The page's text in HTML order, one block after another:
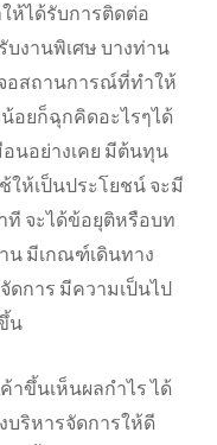
ห้ได้รับการติดต่อ
งานพิเศษ บางท่าน
อสถานการณ์ที่ทำให้
อยก็ฉุกคิดอะไรๆได้
นอย่างเคย มีต้นทุน
ห้เป็นประโยชน์ จะมี
ที จะได้ข้อยุติหรือบท
น มีเกณฑ์เดินทาง
ดการ มีความเป็นไป
น
าขึ้นเห็นผลกำไร ได้
บริหารจัดการให้ดี